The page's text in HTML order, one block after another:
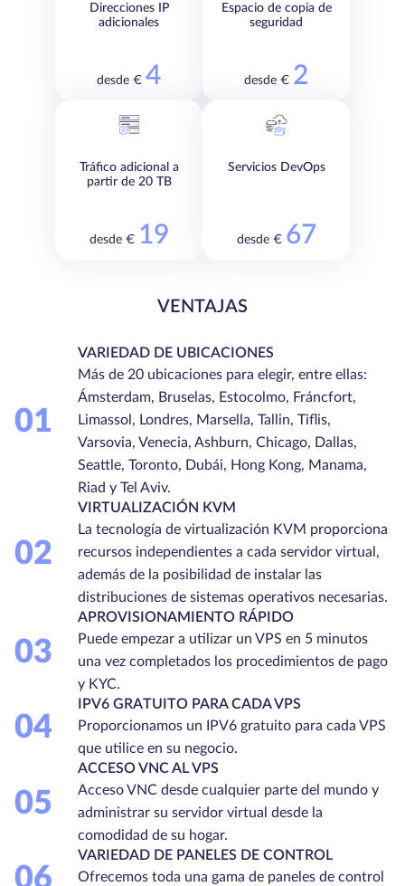
Direcciones IP
adicionales
desde € 4
Espacio de copia de
seguridad
desde € 2
Tráfico adicional a
partir de 20 TB
desde € 19
Servicios DevOps
desde € 67
VENTAJAS
01
VARIEDAD DE UBICACIONES
Más de 20 ubicaciones para elegir, entre ellas:
Ámsterdam, Bruselas, Estocolmo, Fráncfort,
Limassol, Londres, Marsella, Tallin, Tiflis,
Varsovia, Venecia, Ashburn, Chicago, Dallas,
Seattle, Toronto, Dubái, Hong Kong, Manama,
Riad y Tel Aviv.
02
VIRTUALIZACIÓN KVM
La tecnología de virtualización KVM proporciona
recursos independientes a cada servidor virtual,
además de la posibilidad de instalar las
distribuciones de sistemas operativos necesarias.
03
APROVISIONAMIENTO RÁPIDO
Puede empezar a utilizar un VPS en 5 minutos
una vez completados los procedimientos de pago
y KYC.
04
IPV6 GRATUITO PARA CADA VPS
Proporcionamos un IPV6 gratuito para cada VPS
que utilice en su negocio.
05
ACCESO VNC AL VPS
Acceso VNC desde cualquier parte del mundo y
administrar su servidor virtual desde la
comodidad de su hogar.
06
VARIEDAD DE PANELES DE CONTROL
Ofrecemos toda una gama de paneles de control